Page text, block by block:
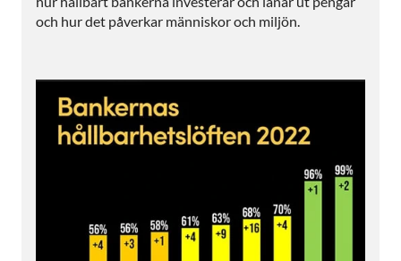
och hur det påverkar människor och miljön.